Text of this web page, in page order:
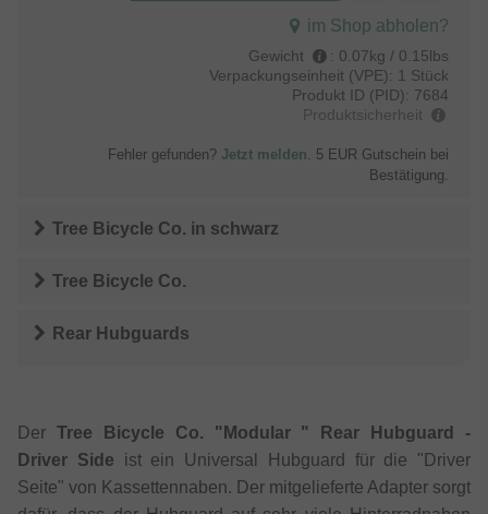
im Shop abholen?
Gewicht : 0.07kg / 0.15lbs
Verpackungseinheit (VPE): 1 Stück
Produkt ID (PID): 7684
Produktsicherheit
Fehler gefunden? Jetzt melden. 5 EUR Gutschein bei
Bestätigung.
Tree Bicycle Co. in schwarz
Tree Bicycle Co.
Rear Hubguards
Der Tree Bicycle Co. "Modular " Rear Hubguard -
Driver Side ist ein Universal Hubguard für die "Driver
Seite" von Kassettennaben. Der mitgelieferte Adapter sorgt